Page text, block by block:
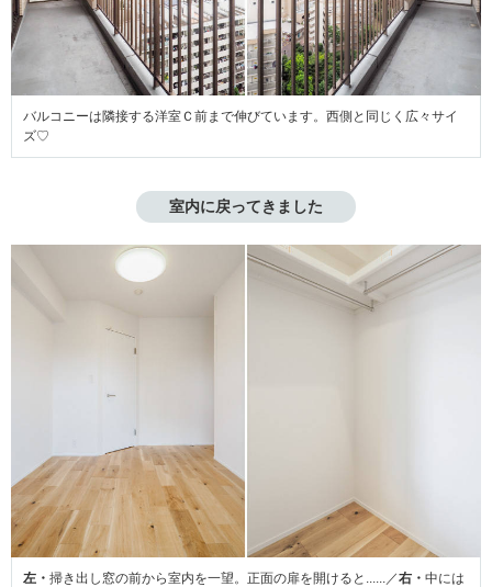
バルコニーは隣接する洋室Ｃ前まで伸びています。西側と同じく広々サイ
ズ♡
室内に戻ってきました
左・ 掃き出し窓の前から室内を一望。正面の扉を開けると......／右・ 中には